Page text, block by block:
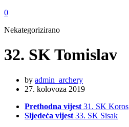
0
Nekategorizirano
32. SK Tomislav
by admin_archery
27. kolovoza 2019
Prethodna vijest 31. SK Koros
Sljedeća vijest 33. SK Sisak